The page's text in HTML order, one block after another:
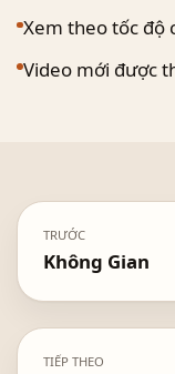
Xem theo tốc độ
Video mới được
TRƯỚC
Không Gian
TIẾP THEO